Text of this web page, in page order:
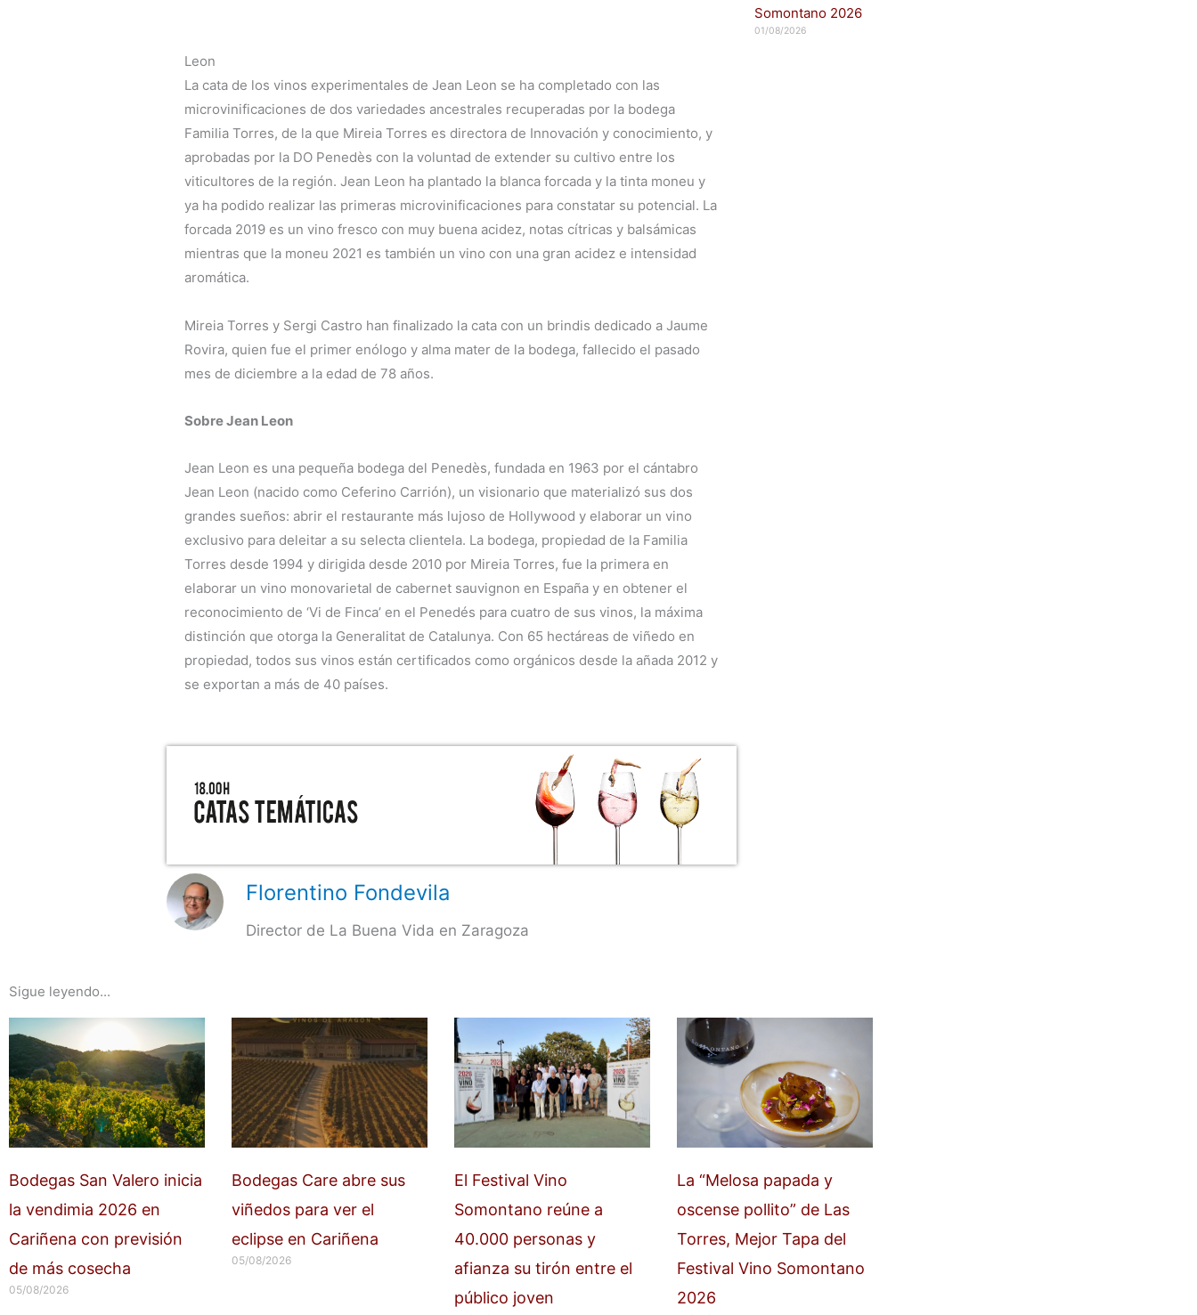
Leon
La cata de los vinos experimentales de Jean Leon se ha completado con las
microvinificaciones de dos variedades ancestrales recuperadas por la bodega
Familia Torres, de la que Mireia Torres es directora de Innovación y conocimiento, y
aprobadas por la DO Penedès con la voluntad de extender su cultivo entre los
viticultores de la región. Jean Leon ha plantado la blanca forcada y la tinta moneu y
ya ha podido realizar las primeras microvinificaciones para constatar su potencial. La
forcada 2019 es un vino fresco con muy buena acidez, notas cítricas y balsámicas
mientras que la moneu 2021 es también un vino con una gran acidez e intensidad
aromática.
Mireia Torres y Sergi Castro han finalizado la cata con un brindis dedicado a Jaume
Rovira, quien fue el primer enólogo y alma mater de la bodega, fallecido el pasado
mes de diciembre a la edad de 78 años.
Sobre Jean Leon
Jean Leon es una pequeña bodega del Penedès, fundada en 1963 por el cántabro
Jean Leon (nacido como Ceferino Carrión), un visionario que materializó sus dos
grandes sueños: abrir el restaurante más lujoso de Hollywood y elaborar un vino
exclusivo para deleitar a su selecta clientela. La bodega, propiedad de la Familia
Torres desde 1994 y dirigida desde 2010 por Mireia Torres, fue la primera en
elaborar un vino monovarietal de cabernet sauvignon en España y en obtener el
reconocimiento de ‘Vi de Finca’ en el Penedés para cuatro de sus vinos, la máxima
distinción que otorga la Generalitat de Catalunya. Con 65 hectáreas de viñedo en
propiedad, todos sus vinos están certificados como orgánicos desde la añada 2012 y
se exportan a más de 40 países.
Florentino Fondevila
Director de La Buena Vida en Zaragoza
Somontano 2026
01/08/2026
Sigue leyendo...
Bodegas San Valero inicia
la vendimia 2026 en
Cariñena con previsión
de más cosecha
05/08/2026
Bodegas Care abre sus
viñedos para ver el
eclipse en Cariñena
05/08/2026
El Festival Vino
Somontano reúne a
40.000 personas y
afianza su tirón entre el
público joven
La “Melosa papada y
oscense pollito” de Las
Torres, Mejor Tapa del
Festival Vino Somontano
2026